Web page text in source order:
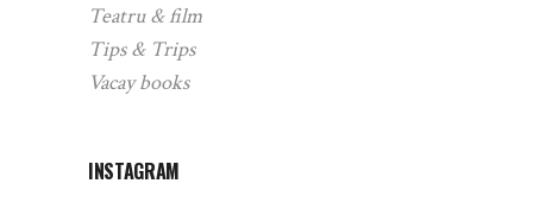
Teatru & film
Tips & Trips
Vacay books
INSTAGRAM